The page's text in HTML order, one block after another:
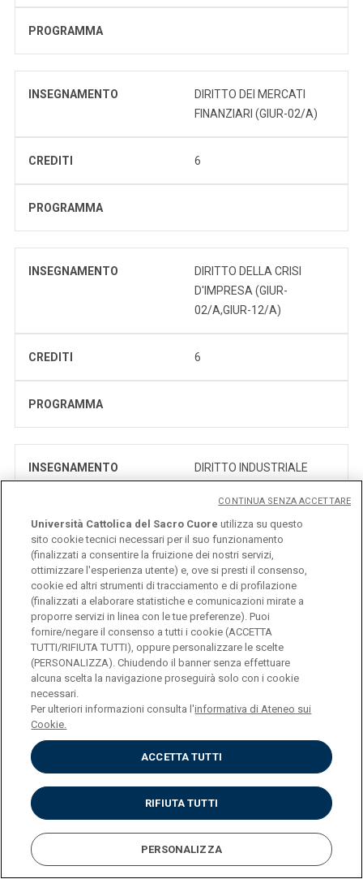
PROGRAMMA
INSEGNAMENTO
DIRITTO DEI MERCATI
FINANZIARI (GIUR-02/A)
CREDITI 6
PROGRAMMA
INSEGNAMENTO
DIRITTO DELLA CRISI
D'IMPRESA (GIUR-
02/A,GIUR-12/A)
CREDITI 6
PROGRAMMA
INSEGNAMENTO
DIRITTO INDUSTRIALE
CREDITI 6
PROGRAMMA
INSEGNAMENTO
DIRITTO PENALE
COMMERCIALE (GIUR-
14/A)
CREDITI
PROGRAMMA
INSEGNAMENTO
Università Cattolica del Sacro Cuore utilizza su questo
sito cookie tecnici necessari per il suo funzionamento
(finalizzati a consentire la fruizione dei nostri servizi,
ottimizzare l'esperienza utente) e, ove si presti il consenso,
cookie ed altri strumenti di tracciamento e di profilazione
(finalizzati a elaborare statistiche e comunicazioni mirate a
proporre servizi in linea con le tue preferenze). Puoi
fornire/negare il consenso a tutti i cookie (ACCETTA
TUTTI/RIFIUTA TUTTI), oppure personalizzare le scelte
(PERSONALIZZA). Chiudendo il banner senza effettuare
alcuna scelta la navigazione proseguirà solo con i cookie
necessari.
Per ulteriori informazioni consulta l'informativa di Ateneo sui
Cookie.
ACCETTA TUTTI
RIFIUTA TUTTI
PERSONALIZZA
CONTINUA SENZA ACCETTARE